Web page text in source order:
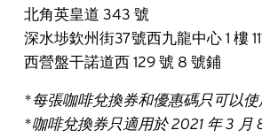
北角英皇道 343 號
深水埗欽州街37號西九龍中心 1 樓
西營盤干諾道西 129 號 8 號鋪
*每張咖啡兌換券和優惠碼只可以使
*咖啡兌換券只適用於 2021 年 3 月